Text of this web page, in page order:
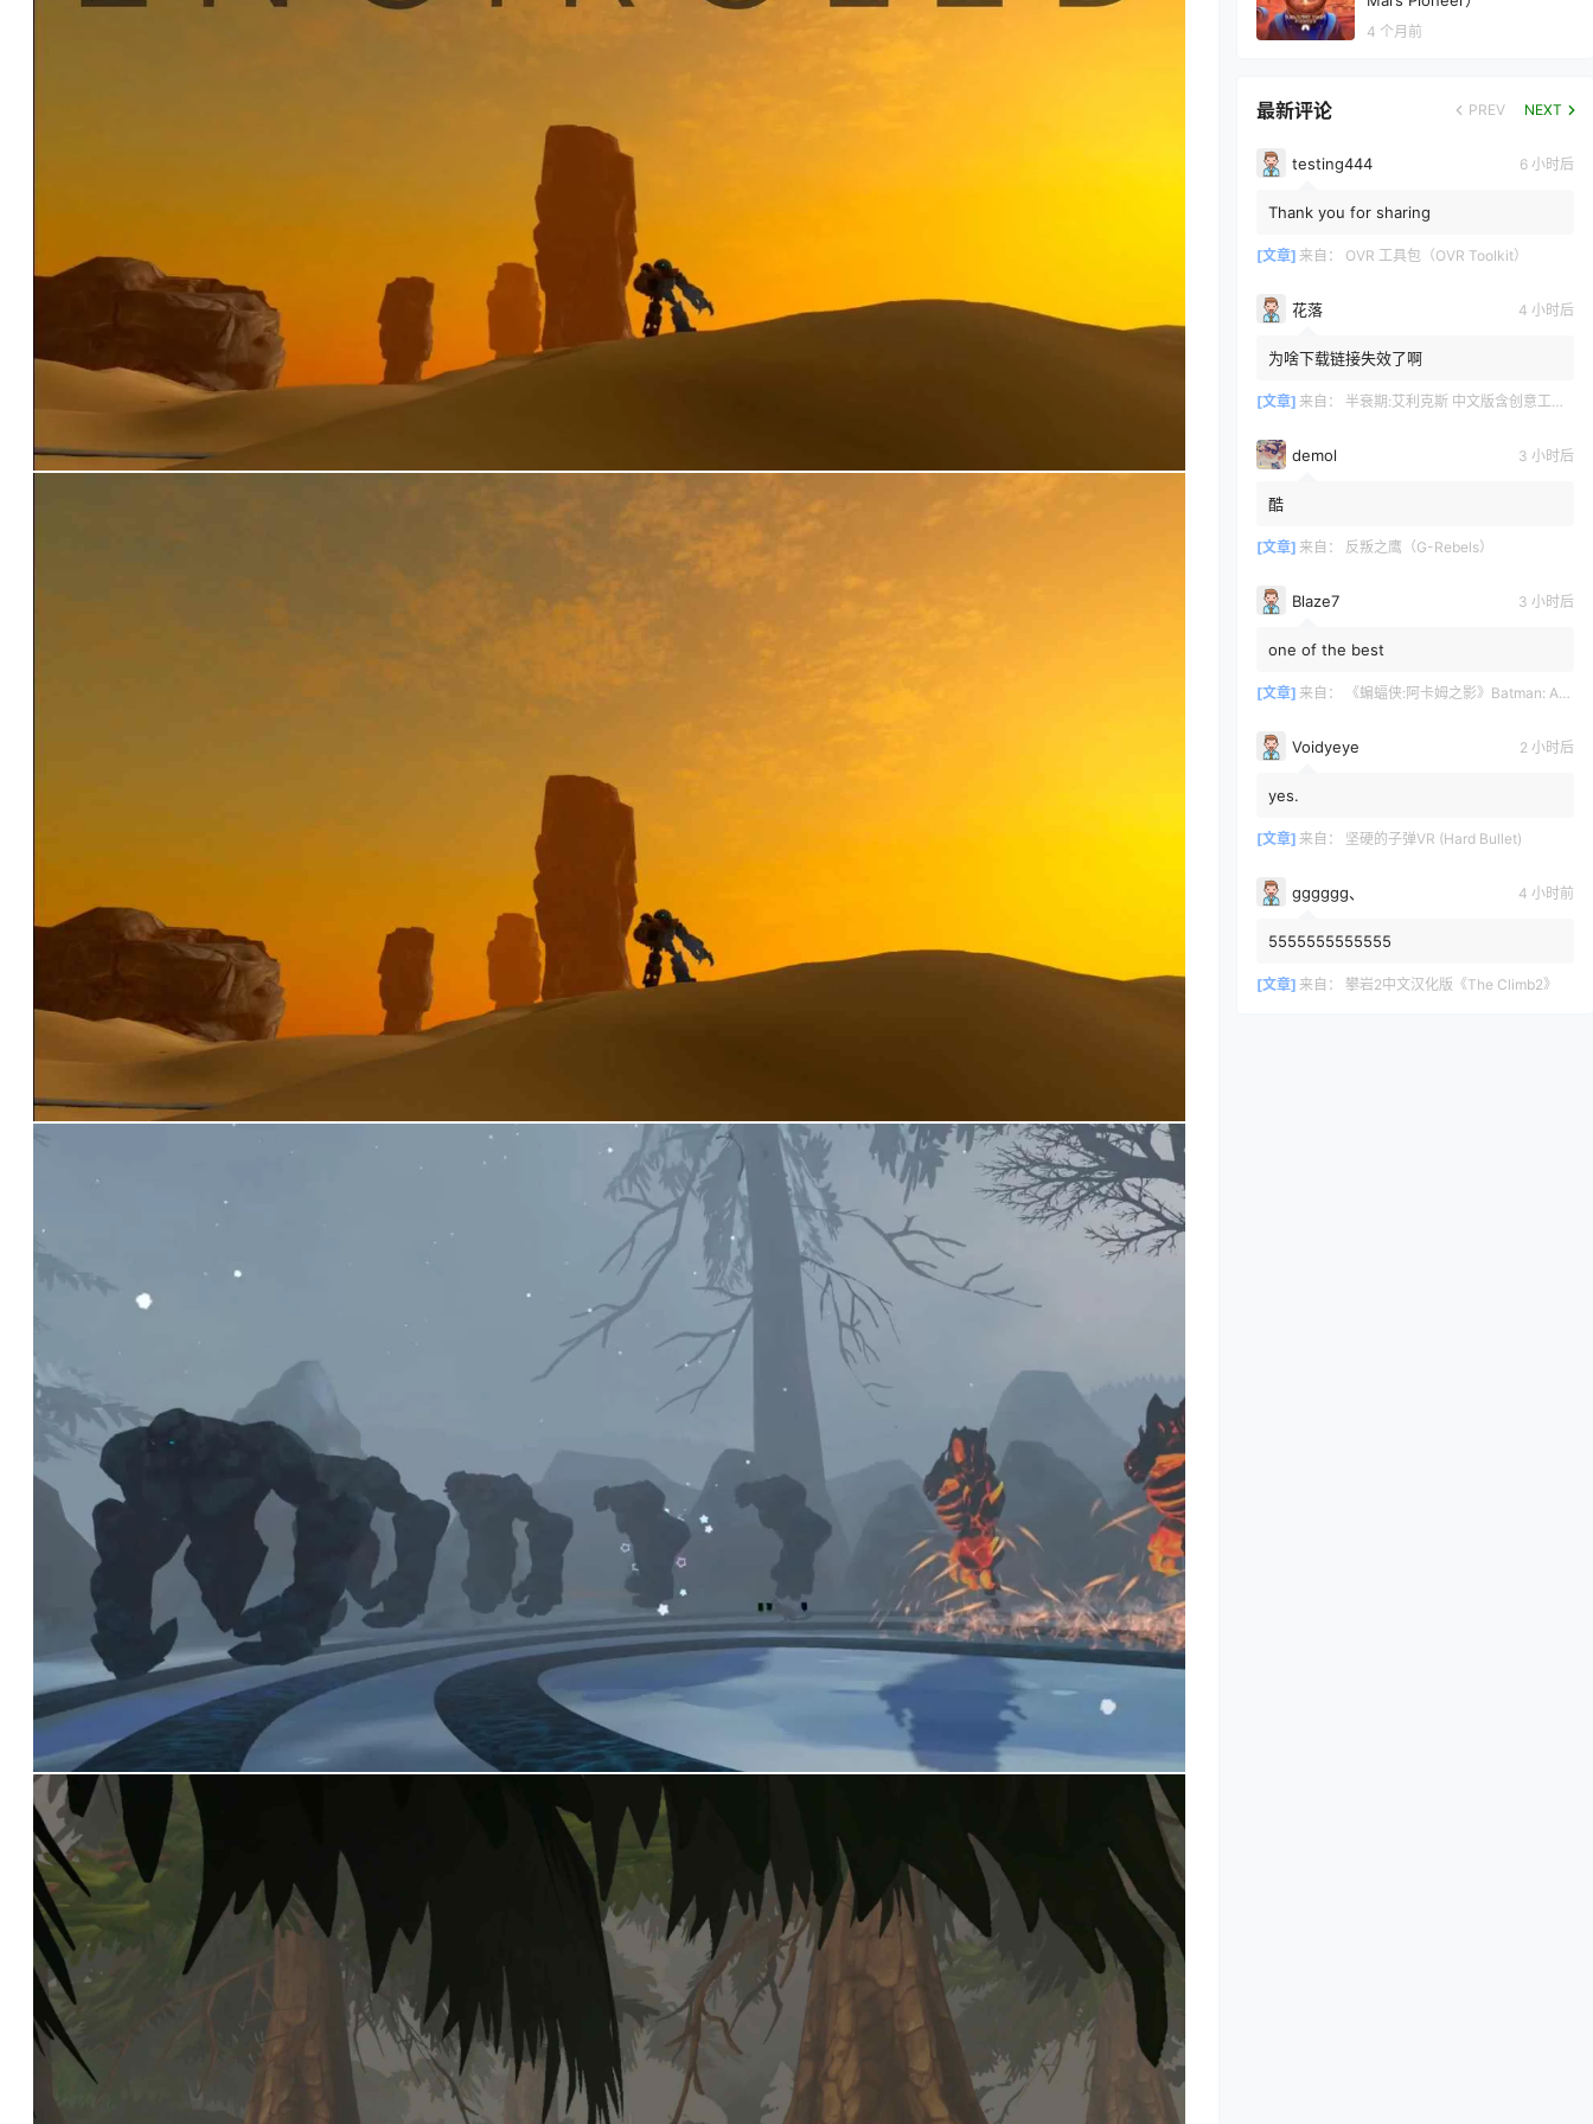
4 个月前
最新评论 PREV NEXT
testing444 6 小时后
Thank you for sharing
[文章] 来自： OVR 工具包（OVR Toolkit）
花落 4 小时后
为啥下载链接失效了啊
[文章] 来自： 半衰期:艾利克斯 中文版含创意工坊地图（Half-Life: Alyx）
demol 3 小时后
酷
[文章] 来自： 反叛之鹰（G-Rebels）
Blaze7 3 小时后
one of the best
[文章] 来自： 《蝙蝠侠:阿卡姆之影》Batman: Arkham Shadow
Voidyeye 2 小时后
yes.
[文章] 来自： 坚硬的子弹VR (Hard Bullet)
gggggg、 4 小时前
5555555555555
[文章] 来自： 攀岩2中文汉化版《The Climb2》